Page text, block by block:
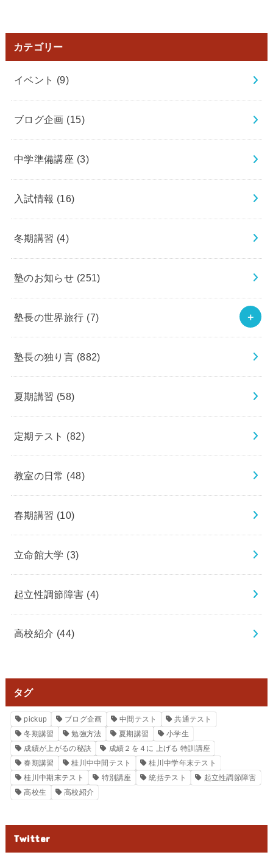
カテゴリー
イベント (9)
ブログ企画 (15)
中学準備講座 (3)
入試情報 (16)
冬期講習 (4)
塾のお知らせ (251)
塾長の世界旅行 (7)
塾長の独り言 (882)
夏期講習 (58)
定期テスト (82)
教室の日常 (48)
春期講習 (10)
立命館大学 (3)
起立性調節障害 (4)
高校紹介 (44)
タグ
pickup ブログ企画 中間テスト
共通テスト
冬期講習
勉強方法 夏期講習
小学生
成績が上がるの秘訣
成績２を４に 上げる 特訓講座
春期講習
桂川中中間テスト
桂川中学年末テスト
桂川中期末テスト
特別講座 統括テスト
起立性調節障害
高校生
高校紹介
Twitter